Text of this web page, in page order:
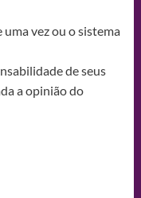
vez ou o sistema
de seus
a opinião do